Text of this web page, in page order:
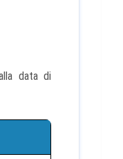
data di